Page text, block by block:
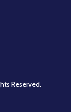
Reserved.